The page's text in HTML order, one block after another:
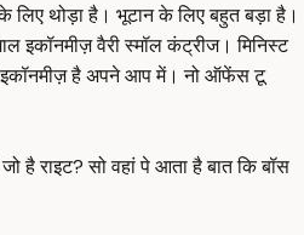
लिए थोड़ा है। भूटान के लिए बहुत बड़ा है।
इकॉनमीज़ वैरी स्मॉल कंट्रीज। मिनिस्ट
इकॉनमीज़ है अपने आप में। नो ऑफेंस टू
है राइट? सो वहां पे आता है बात कि बॉस